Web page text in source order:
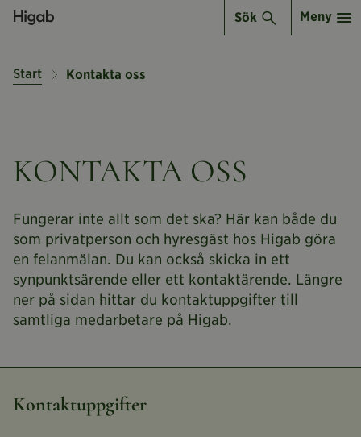
Sök Meny
Start Kontakta oss
KONTAKTA OSS
Fungerar inte allt som det ska? Här kan både du
som privatperson och hyresgäst hos Higab göra
en felanmälan. Du kan också skicka in ett
synpunktsärende eller ett kontaktärende. Längre
ner på sidan hittar du kontaktuppgifter till
samtliga medarbetare på Higab.
Kontaktuppgifter